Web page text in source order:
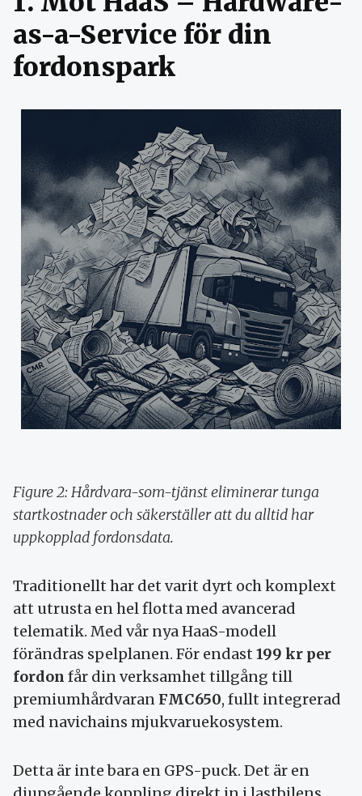
as-a-Service för din
fordonspark
Figure 2: Hårdvara-som-tjänst eliminerar tunga
startkostnader och säkerställer att du alltid har
uppkopplad fordonsdata.
Traditionellt har det varit dyrt och komplext
att utrusta en hel flotta med avancerad
telematik. Med vår nya HaaS-modell
förändras spelplanen. För endast 199 kr per
fordon får din verksamhet tillgång till
premiumhårdvaran FMC650, fullt integrerad
med navichains mjukvaruekosystem.
Detta är inte bara en GPS-puck. Det är en